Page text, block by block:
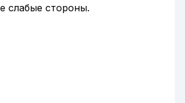
слабые стороны.